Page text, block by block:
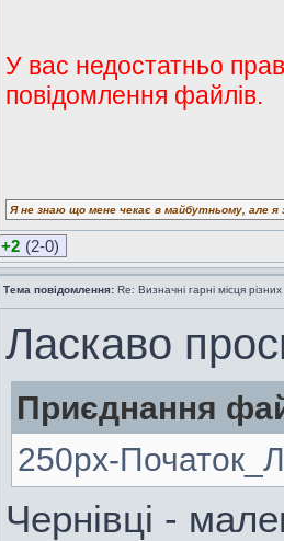
У вас недостатньо
повідомлення файлів.
Я не знаю що мене чекає в майбутньому, але
+2 (2-0)
Тема повідомлення: Re: Визначні гарні місця
Ласкаво
Приєднання
250px-
Чернівці -